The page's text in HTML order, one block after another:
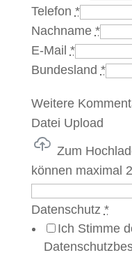
Telefon *
Nachname *
E-Mail *
Bundesland *
Weitere
Datei Upload
Zum
können maximal
Datenschutz *
Ich Stimme